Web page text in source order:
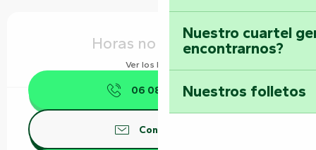
Nuestro cuartel
encontrarnos?
Nuestros folletos
Horas no resueltas
Ver los horarios
06 08 93 30▒▒
Contáctenos